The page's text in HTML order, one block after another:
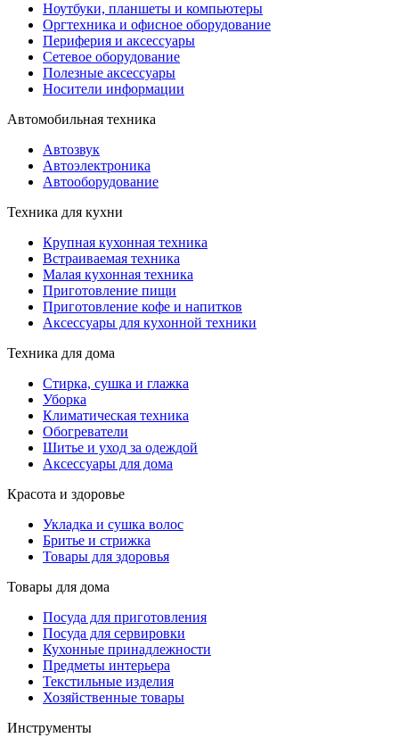
Ноутбуки, планшеты и компьютеры
Оргтехника и офисное оборудование
Периферия и аксессуары
Cетевое оборудование
Полезные аксессуары
Носители информации
Автомобильная техника
Автозвук
Автоэлектроника
Автооборудование
Техника для кухни
Крупная кухонная техника
Встраиваемая техника
Малая кухонная техника
Приготовление пищи
Приготовление кофе и напитков
Аксессуары для кухонной техники
Техника для дома
Стирка, сушка и глажка
Уборка
Климатическая техника
Обогреватели
Шитье и уход за одеждой
Аксессуары для дома
Красота и здоровье
Укладка и сушка волос
Бритье и стрижка
Товары для здоровья
Товары для дома
Посуда для приготовления
Посуда для сервировки
Кухонные принадлежности
Предметы интерьера
Текстильные изделия
Хозяйственные товары
Инструменты